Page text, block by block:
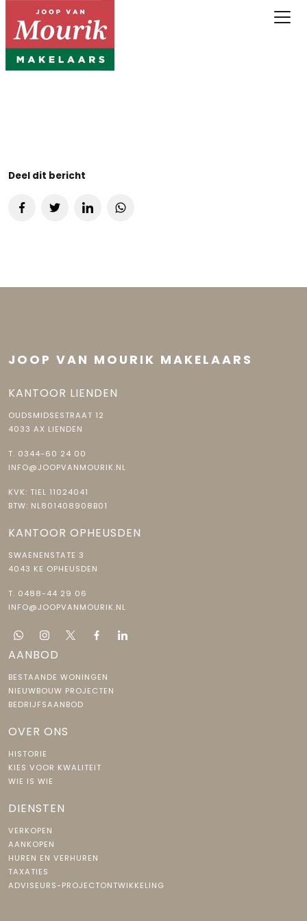
Deel dit bericht
JOOP VAN MOURIK MAKELAARS
KANTOOR LIENDEN
OUDSMIDSESTRAAT 12
4033 AX LIENDEN
T. 0344-60 24 00
INFO@JOOPVANMOURIK.NL
KVK: TIEL 11024041
BTW: NL801408908B01
KANTOOR OPHEUSDEN
SWAENENSTATE 3
4043 KE OPHEUSDEN
T. 0488-44 29 06
INFO@JOOPVANMOURIK.NL
AANBOD
BESTAANDE WONINGEN
NIEUWBOUW PROJECTEN
BEDRIJFSAANBOD
OVER ONS
HISTORIE
KIES VOOR KWALITEIT
WIE IS WIE
DIENSTEN
VERKOPEN
AANKOPEN
HUREN EN VERHUREN
TAXATIES
ADVISEURS-PROJECTONTWIKKELING